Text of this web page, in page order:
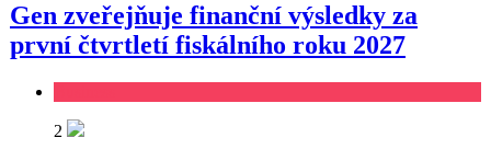
Gen zveřejňuje finanční výsledky za
první čtvrtletí fiskálního roku 2027
2